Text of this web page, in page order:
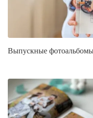
Выпускные